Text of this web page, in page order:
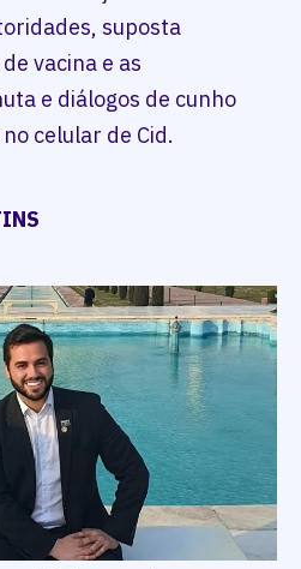
suposta
vacina e as
e diálogos de cunho
celular de Cid.